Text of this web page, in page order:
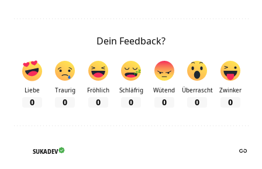
Dein Feedback?
Liebe
0
Traurig
0
Fröhlich
0
Schläfrig
0
Wütend
0
Überrascht
0
Zwinker
0
SUKADEV